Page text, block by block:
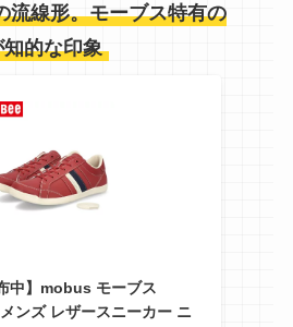
流線形。モーブス特有の
的な印象
中】mobus モーブス
ンズ レザースニーカー ニ